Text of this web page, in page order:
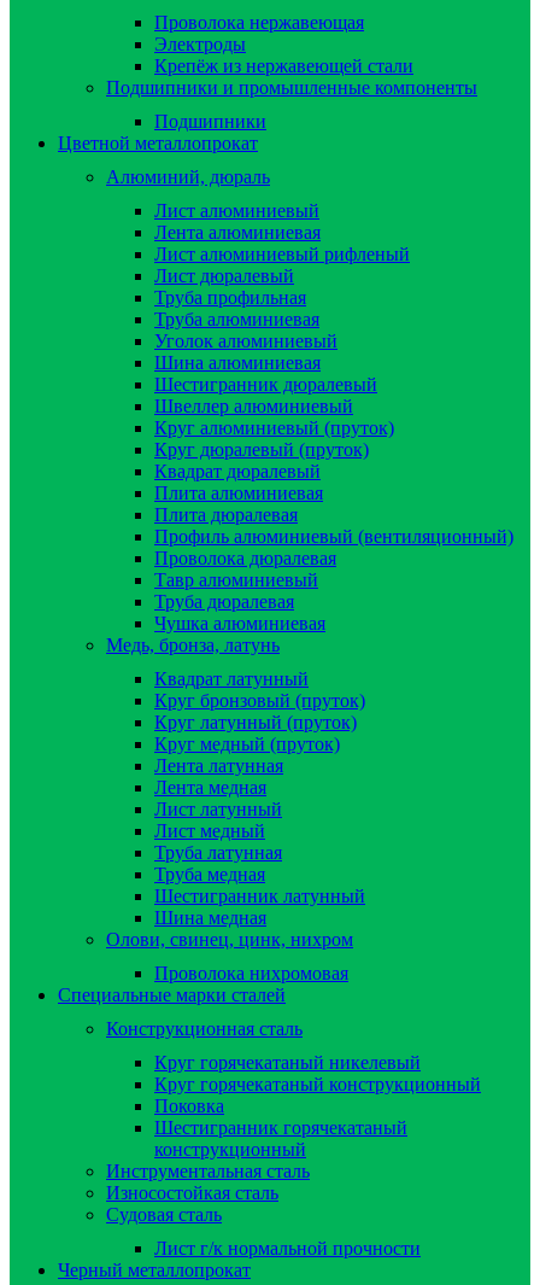
Проволока нержавеющая
Электроды
Крепёж из нержавеющей стали
Подшипники и промышленные компоненты
Подшипники
Цветной металлопрокат
Алюминий, дюраль
Лист алюминиевый
Лента алюминиевая
Лист алюминиевый рифленый
Лист дюралевый
Труба профильная
Труба алюминиевая
Уголок алюминиевый
Шина алюминиевая
Шестигранник дюралевый
Швеллер алюминиевый
Круг алюминиевый (пруток)
Круг дюралевый (пруток)
Квадрат дюралевый
Плита алюминиевая
Плита дюралевая
Профиль алюминиевый (вентиляционный)
Проволока дюралевая
Тавр алюминиевый
Труба дюралевая
Чушка алюминиевая
Медь, бронза, латунь
Квадрат латунный
Круг бронзовый (пруток)
Круг латунный (пруток)
Круг медный (пруток)
Лента латунная
Лента медная
Лист латунный
Лист медный
Труба латунная
Труба медная
Шестигранник латунный
Шина медная
Олови, свинец, цинк, нихром
Проволока нихромовая
Специальные марки сталей
Конструкционная сталь
Круг горячекатаный никелевый
Круг горячекатаный конструкционный
Поковка
Шестигранник горячекатаный
конструкционный
Инструментальная сталь
Износостойкая сталь
Судовая сталь
Лист г/к нормальной прочности
Черный металлопрокат